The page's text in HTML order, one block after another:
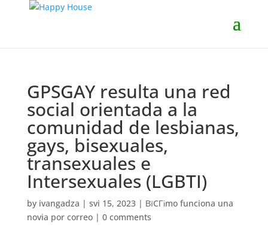
GPSGAY resulta una red
social orientada a la
comunidad de lesbianas,
gays, bisexuales,
transexuales e
Intersexuales (LGBTI)
by ivangadza | svi 15, 2023| ВїCГіmo funciona una
novia por correo| 0 comments